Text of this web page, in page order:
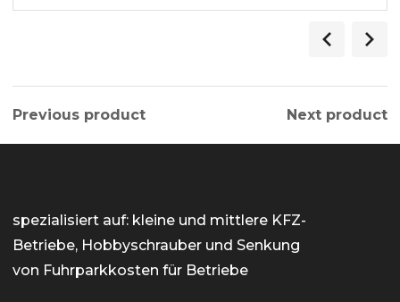
Previous product Next product
spezialisiert auf: kleine und mittlere KFZ-
Betriebe, Hobbyschrauber und Senkung
von Fuhrparkkosten für Betriebe